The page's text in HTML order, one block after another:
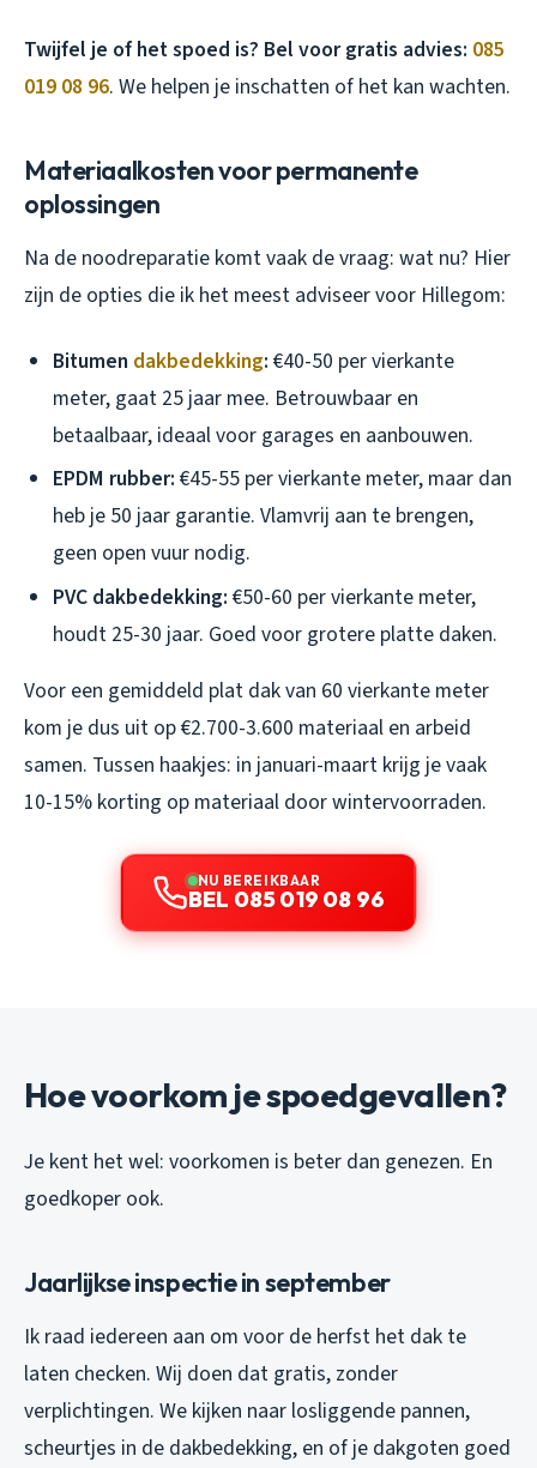
Twijfel je of het spoed is? Bel voor gratis advies: 085
019 08 96. We helpen je inschatten of het kan wachten.
Materiaalkosten voor permanente
oplossingen
Na de noodreparatie komt vaak de vraag: wat nu? Hier
zijn de opties die ik het meest adviseer voor Hillegom:
Bitumen dakbedekking: €40-50 per vierkante
meter, gaat 25 jaar mee. Betrouwbaar en
betaalbaar, ideaal voor garages en aanbouwen.
EPDM rubber: €45-55 per vierkante meter, maar dan
heb je 50 jaar garantie. Vlamvrij aan te brengen,
geen open vuur nodig.
PVC dakbedekking: €50-60 per vierkante meter,
houdt 25-30 jaar. Goed voor grotere platte daken.
Voor een gemiddeld plat dak van 60 vierkante meter
kom je dus uit op €2.700-3.600 materiaal en arbeid
samen. Tussen haakjes: in januari-maart krijg je vaak
10-15% korting op materiaal door wintervoorraden.
NU BEREIKBAAR
BEL 085 019 08 96
Hoe voorkom je spoedgevallen?
Je kent het wel: voorkomen is beter dan genezen. En
goedkoper ook.
Jaarlijkse inspectie in september
Ik raad iedereen aan om voor de herfst het dak te
laten checken. Wij doen dat gratis, zonder
verplichtingen. We kijken naar losliggende pannen,
scheurtjes in de dakbedekking, en of je dakgoten goed